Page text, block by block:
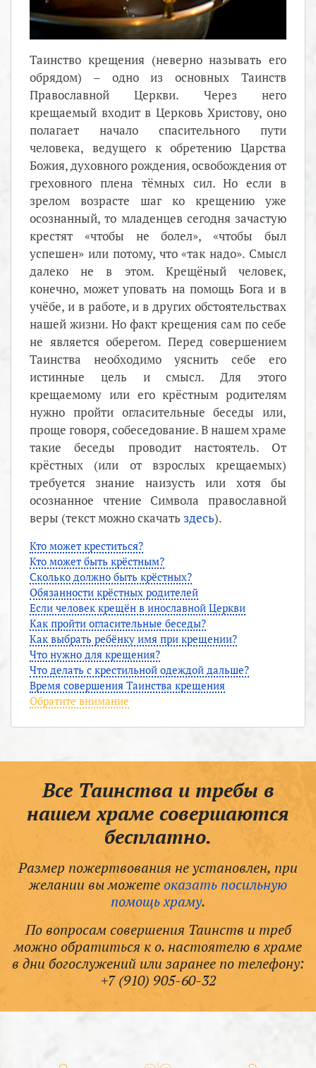
Таинство крещения (неверно называть его
обрядом) – одно из основных Таинств
Православной Церкви. Через него
крещаемый входит в Церковь Христову, оно
полагает начало спасительного пути
человека, ведущего к обретению Царства
Божия, духовного рождения, освобождения от
греховного плена тёмных сил. Но если в
зрелом возрасте шаг ко крещению уже
осознанный, то младенцев сегодня зачастую
крестят «чтобы не болел», «чтобы был
успешен» или потому, что «так надо». Смысл
далеко не в этом. Крещёный человек,
конечно, может уповать на помощь Бога и в
учёбе, и в работе, и в других обстоятельствах
нашей жизни. Но факт крещения сам по себе
не является оберегом. Перед совершением
Таинства необходимо уяснить себе его
истинные цель и смысл. Для этого
крещаемому или его крёстным родителям
нужно пройти огласительные беседы или,
проще говоря, собеседование. В нашем храме
такие беседы проводит настоятель. От
крёстных (или от взрослых крещаемых)
требуется знание наизусть или хотя бы
осознанное чтение Символа православной
веры (текст можно скачать здесь).
Кто может креститься?
Кто может быть крёстным?
Сколько должно быть крёстных?
Обязанности крёстных родителей
Если человек крещён в инославной Церкви
Как пройти огласительные беседы?
Как выбрать ребёнку имя при крещении?
Что нужно для крещения?
Что делать с крестильной одеждой дальше?
Время совершения Таинства крещения
Обратите внимание
Все Таинства и требы в
нашем храме совершаются
бесплатно.
Размер пожертвования не установлен, при
желании вы можетеоказать посильную
помощь храму.
По вопросам совершения Таинств и треб
можно обратиться к о. настоятелю в храме
в дни богослужений или заранее по телефону:
+7 (910) 905-60-32